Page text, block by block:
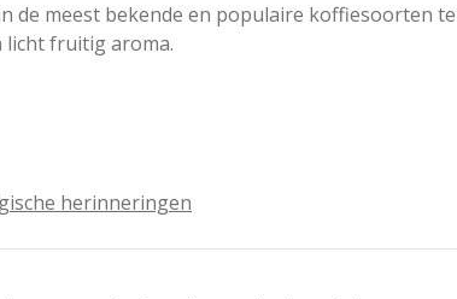
de meest bekende en populaire koffiesoorten
licht fruitig aroma.
herinneringen